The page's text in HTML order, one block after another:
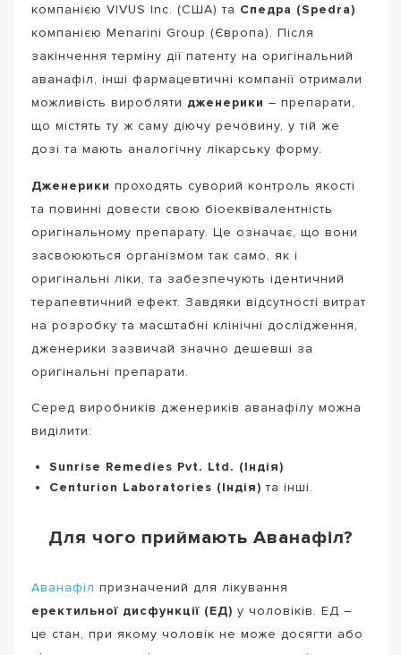
компанією VIVUS Inc. (США) та Спедра (Spedra)
компанією Menarini Group (Європа). Після
закінчення терміну дії патенту на оригінальний
аванафіл, інші фармацевтичні компанії отримали
можливість виробляти дженерики – препарати,
що містять ту ж саму діючу речовину, у тій же
дозі та мають аналогічну лікарську форму.
Дженерики проходять суворий контроль якості
та повинні довести свою біоеквівалентність
оригінальному препарату. Це означає, що вони
засвоюються організмом так само, як і
оригінальні ліки, та забезпечують ідентичний
терапевтичний ефект. Завдяки відсутності витрат
на розробку та масштабні клінічні дослідження,
дженерики зазвичай значно дешевші за
оригінальні препарати.
Серед виробників дженериків аванафілу можна
виділити:
Sunrise Remedies Pvt. Ltd. (Індія)
Centurion Laboratories (Індія) та інші.
Для чого приймають Аванафіл?
Аванафіл призначений для лікування
еректильної дисфункції (ЕД) у чоловіків. ЕД –
це стан, при якому чоловік не може досягти або